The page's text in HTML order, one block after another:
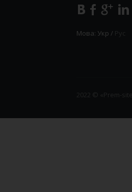
Мова: Укр / Рус
2022 © «Prem-site»